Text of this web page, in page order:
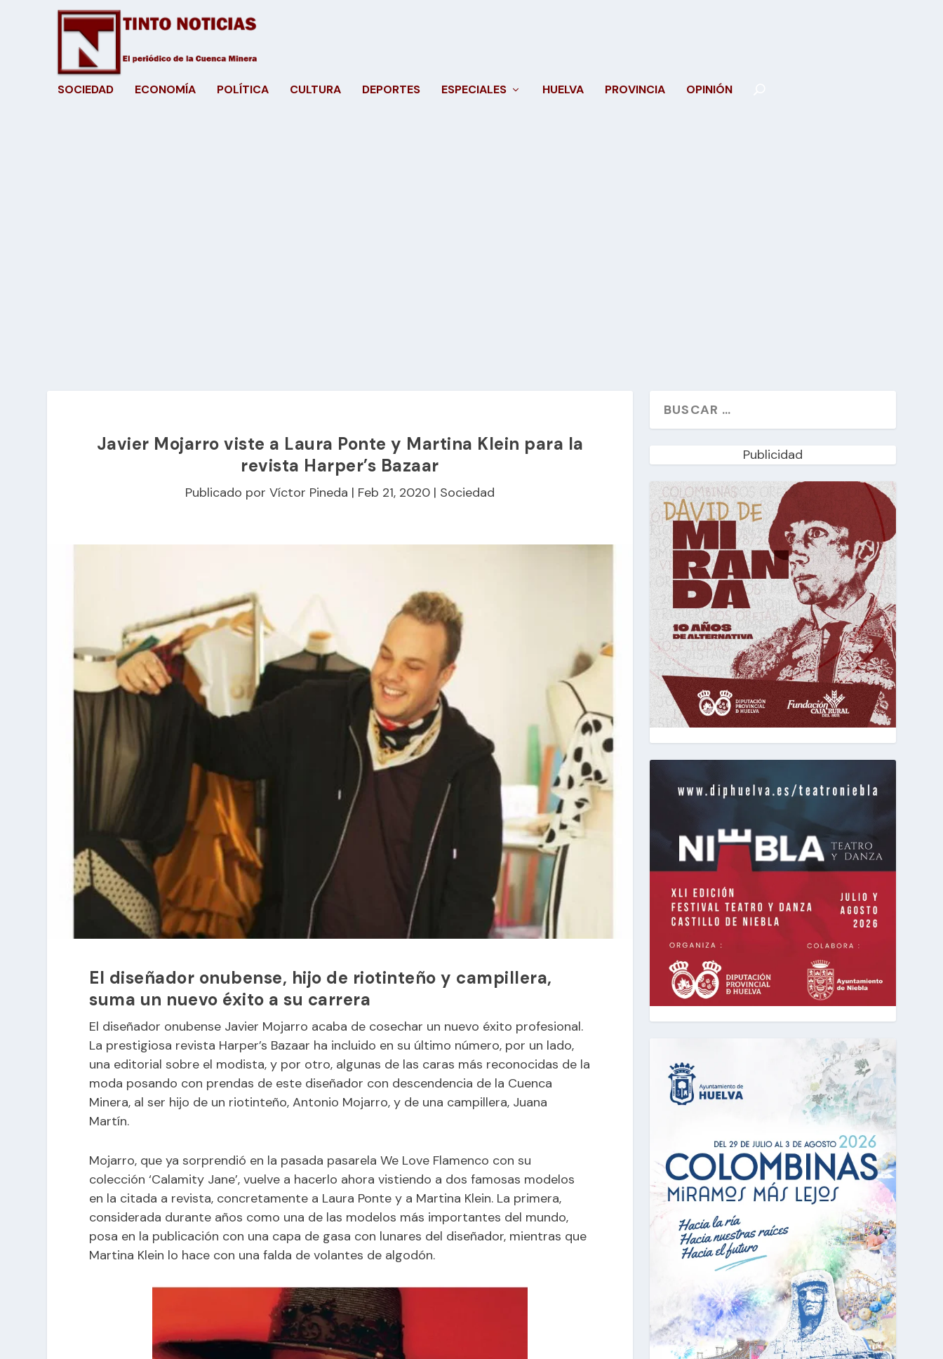
SOCIEDAD ECONOMÍA POLÍTICA CULTURA DEPORTES ESPECIALES HUELVA PROVINCIA OPINIÓN
Javier Mojarro viste a Laura Ponte y Martina Klein para la
revista Harper’s Bazaar
Publicado porVíctor Pineda | Feb 21, 2020 | Sociedad
El diseñador onubense, hijo de riotinteño y campillera,
suma un nuevo éxito a su carrera
El diseñador onubense Javier Mojarro acaba de cosechar un nuevo éxito profesional.
La prestigiosa revista Harper’s Bazaar ha incluido en su último número, por un lado,
una editorial sobre el modista, y por otro, algunas de las caras más reconocidas de la
moda posando con prendas de este diseñador con descendencia de la Cuenca
Minera, al ser hijo de un riotinteño, Antonio Mojarro, y de una campillera, Juana
Martín.
Mojarro, que ya sorprendió en la pasada pasarela We Love Flamenco con su
colección ‘Calamity Jane’, vuelve a hacerlo ahora vistiendo a dos famosas modelos
en la citada a revista, concretamente a Laura Ponte y a Martina Klein. La primera,
considerada durante años como una de las modelos más importantes del mundo,
posa en la publicación con una capa de gasa con lunares del diseñador, mientras que
Martina Klein lo hace con una falda de volantes de algodón.
Publicidad